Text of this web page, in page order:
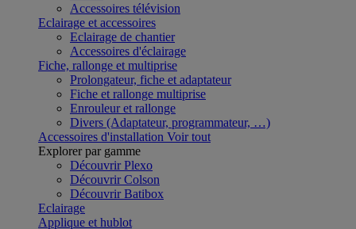
Accessoires télévision
Eclairage et accessoires
Eclairage de chantier
Accessoires d'éclairage
Fiche, rallonge et multiprise
Prolongateur, fiche et adaptateur
Fiche et rallonge multiprise
Enrouleur et rallonge
Divers (Adaptateur, programmateur, …)
Accessoires d'installation Voir tout
Explorer par gamme
Découvrir Plexo
Découvrir Colson
Découvrir Batibox
Eclairage
Applique et hublot